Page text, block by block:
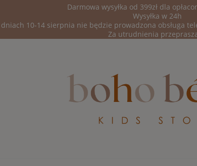
Darmowa wysyłka od 399zł dla
Wysyłka w 24h
dniach 10-14 sierpnia nie będzie prowadzona obsługa
Za utrudnienia